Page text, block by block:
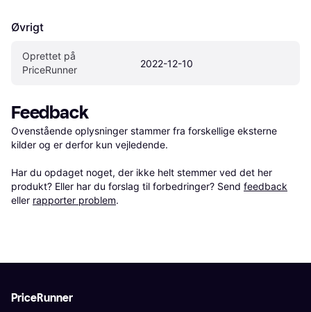
Øvrigt
Oprettet på
PriceRunner
2022-12-10
Feedback
Ovenstående oplysninger stammer fra forskellige eksterne
kilder og er derfor kun vejledende.
Har du opdaget noget, der ikke helt stemmer ved det her
produkt? Eller har du forslag til forbedringer? Send feedback
eller rapporter problem.
PriceRunner